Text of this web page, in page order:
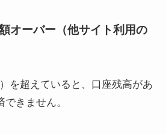
オーバー（他サイト利用の
を超えていると、口座残高があ
きません。